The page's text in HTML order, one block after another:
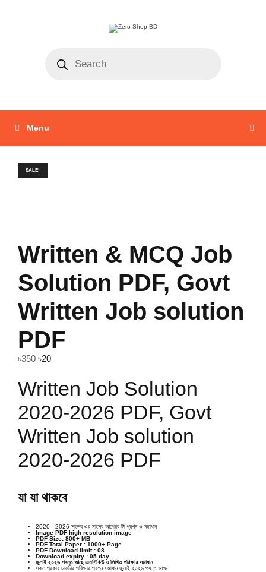
Menu
SALE!
Written & MCQ Job
Solution PDF, Govt
Written Job solution
PDF
৳350 ৳20
Written Job Solution
2020-2026 PDF, Govt
Written Job solution
2020-2026 PDF
যা যা থাকবে
2020 –2026 সালের এর মাসের আগেরর টা প্রশ্ন ও সমাধান
Image PDF high resolution image
PDF Size: 800+ MB
PDF Total Paper : 1000+ Page
PDF Download limit : 08
Download expiry : 05 day
জুলাই ২০২৬ পযন্ত আছে এমসিকিউ ও লিখিত পরিক্ষার সমাধান
সকল প্রকার চাকরির পরিক্ষার প্রশ্ন সমাধান জুলাই ২০২৬ পযন্ত আছে